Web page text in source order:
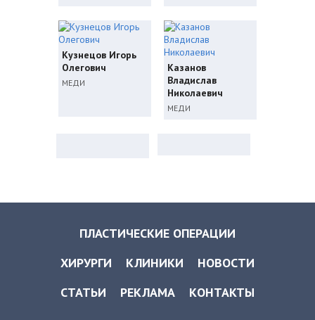
Кузнецов Игорь
Олегович
МЕДИ
Казанов
Владислав
Николаевич
МЕДИ
ПЛАСТИЧЕСКИЕ ОПЕРАЦИИ
ХИРУРГИ
КЛИНИКИ
НОВОСТИ
СТАТЬИ
РЕКЛАМА КОНТАКТЫ